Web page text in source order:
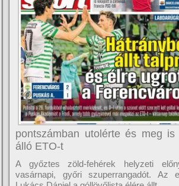
pontszámban utolérte és meg
álló ETO-t
A győztes zöld-fehérek helyzeti
vasárnapi, győri szuperrangadót. Az